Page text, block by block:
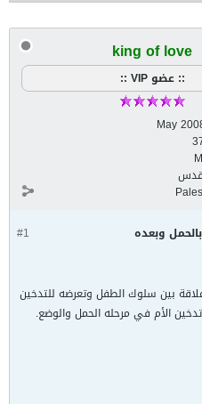
king of love
:: عضو VIP ::
May
#1 وبعده
بين سلوك الطفل وتعرضه للتدخين
الأم في مرحله الحمل والوضع.